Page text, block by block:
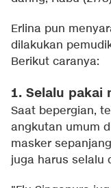
Erlina pun
dilakukan
Berikut caranya:
1. Selalu pakai
Saat bepergian,
angkutan umum
masker
juga harus selalu